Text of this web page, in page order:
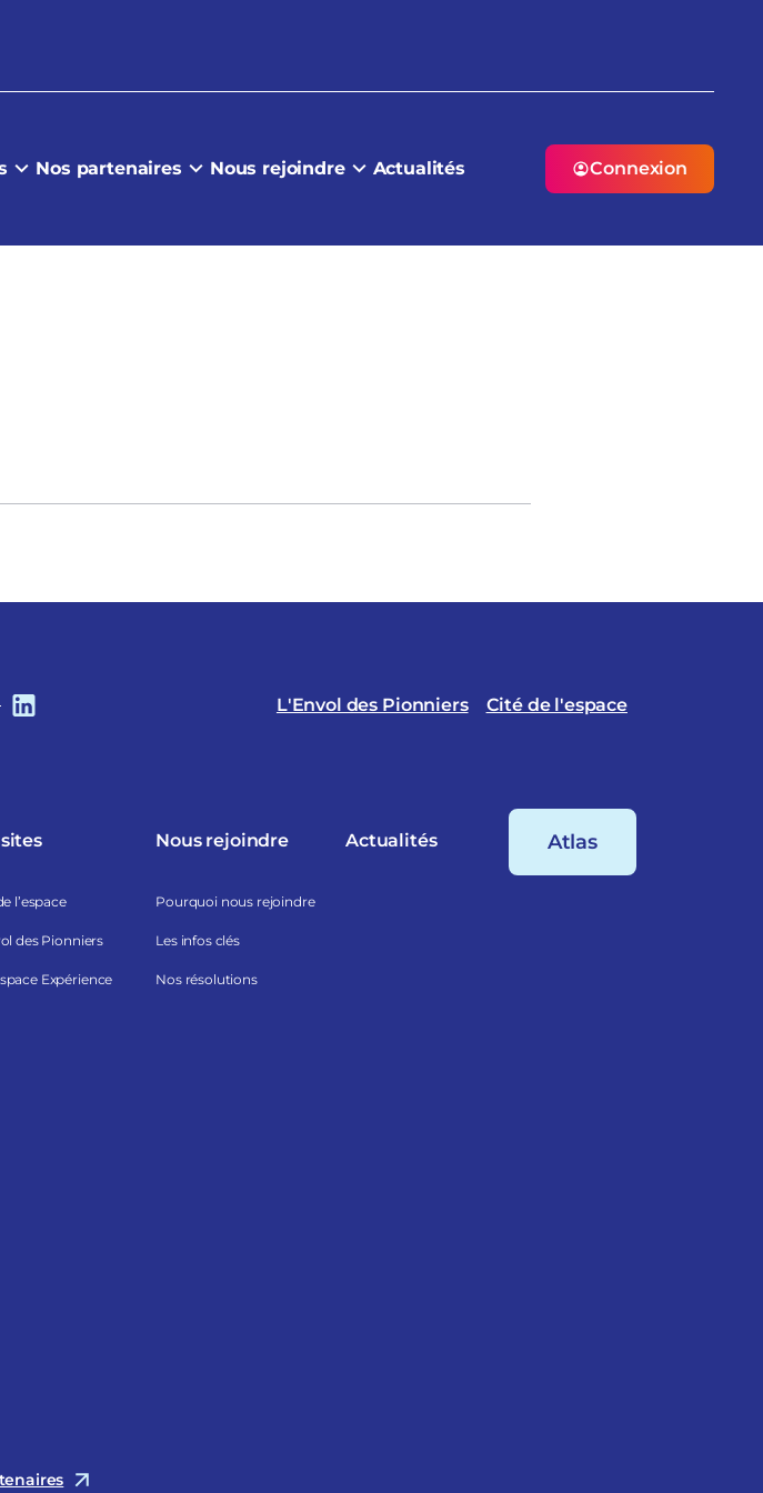
Nos partenaires Nous rejoindre Actualités Connexion
L'Envol des Pionniers Cité de l'espace
l’espace
des Pionniers
Expérience
Nous rejoindre
Pourquoi nous rejoindre
Les infos clés
Nos résolutions
Actualités Atlas